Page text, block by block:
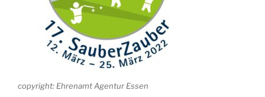
copyright: Ehrenamt Agentur Essen